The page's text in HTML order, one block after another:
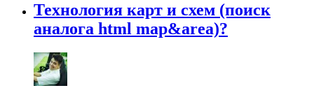
Технология карт и схем (поиск
аналога html map&area)?